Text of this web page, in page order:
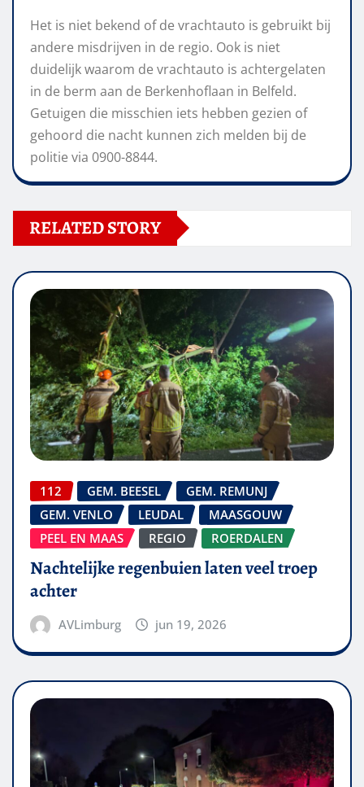
Het is niet bekend of de vrachtauto is gebruikt bij
andere misdrijven in de regio. Ook is niet
duidelijk waarom de vrachtauto is achtergelaten
in de berm aan de Berkenhoflaan in Belfeld.
Getuigen die misschien iets hebben gezien of
gehoord die nacht kunnen zich melden bij de
politie via 0900-8844.
RELATED STORY
112 GEM. BEESEL
GEM. REMUNJ
GEM. VENLO
LEUDAL
MAASGOUW
PEEL EN MAAS
REGIO ROERDALEN
Nachtelijke regenbuien laten veel troep
achter
AVLimburg jun 19, 2026